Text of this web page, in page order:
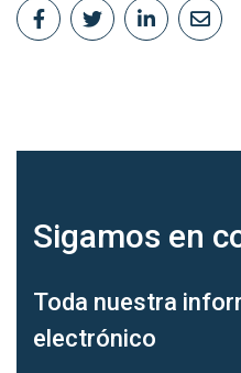
Sigamos en
Toda nuestra
electrónico